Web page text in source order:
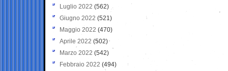
Luglio 2022 (562)
Giugno 2022 (521)
Maggio 2022 (470)
Aprile 2022 (502)
Marzo 2022 (542)
Febbraio 2022 (494)